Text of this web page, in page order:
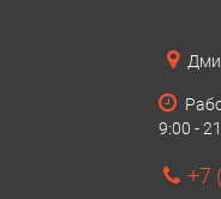
9:00 -
+7